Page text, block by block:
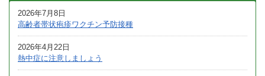
2026年7月8日
高齢者帯状疱疹ワクチン予防接種
2026年4月22日
熱中症に注意しましょう